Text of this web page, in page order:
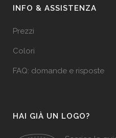
INFO & ASSISTENZA
Prezzi
Colori
FAQ: domande e risposte
HAI GIÀ UN LOGO?